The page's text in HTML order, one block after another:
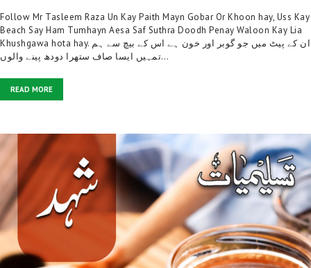
Follow Mr Tasleem Raza Un Kay Paith Mayn Gobar Or Khoon hay, Uss Kay
Beach Say Ham Tumhayn Aesa Saf Suthra Doodh Penay Waloon Kay Lia
Khushgawa hota hay. ان کے پیٹ میں جو گوبر اور خون ہے اس کے بیچ سے ہم
تمہیں ایسا صاف ستھرا دودھ پینے والوں…
READ MORE